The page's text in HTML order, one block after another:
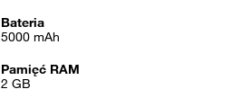
Bateria
5000 mAh
Pamięć RAM
2 GB